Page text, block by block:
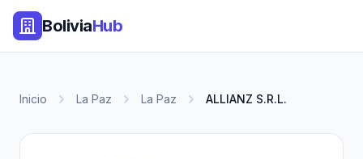
BoliviaHub
Inicio La Paz La Paz ALLIANZ S.R.L.